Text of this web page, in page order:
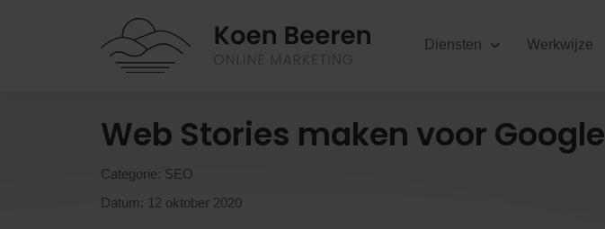
Diensten Werkwijze
Web Stories maken voor Google
Categorie: SEO
Datum: 12 oktober 2020